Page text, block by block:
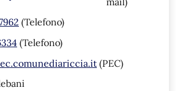
(Telefono)
(Telefono)
(PEC)